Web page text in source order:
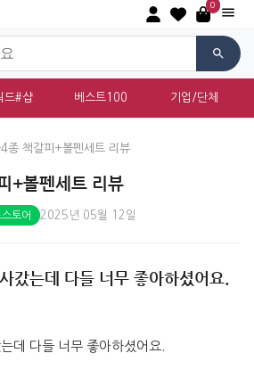
0
드#샵 베스트100 기업/단체
종 책갈피+볼펜세트 리뷰
+볼펜세트 리뷰
토어 2025년 05월 12일
갔는데 다들 너무 좋아하셨어요.
데 다들 너무 좋아하셨어요.